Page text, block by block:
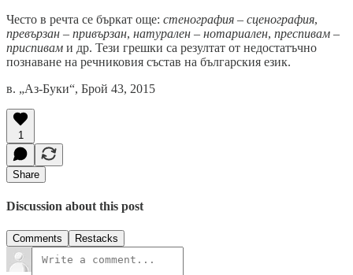
Често в речта се бъркат още: стенография – сценография,
превързан – привързан, натурален – нотариален, преспивам –
приспивам и др. Тези грешки са резултат от недостатъчно
познаване на речниковия състав на българския език.
в. „Аз-Буки“, Брой 43, 2015
1
Share
Discussion about this post
Comments Restacks